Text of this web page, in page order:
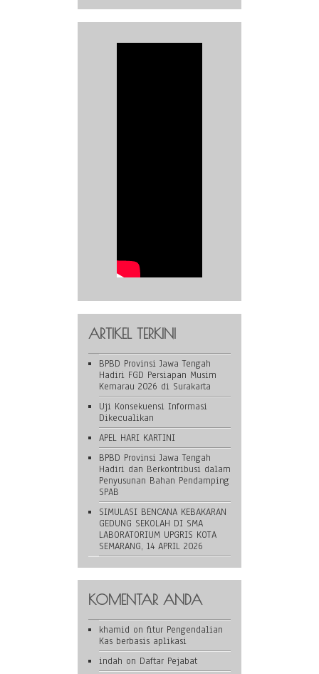
ARTIKEL TERKINI
BPBD Provinsi Jawa Tengah
Hadiri FGD Persiapan Musim
Kemarau 2026 di Surakarta
Uji Konsekuensi Informasi
Dikecualikan
APEL HARI KARTINI
BPBD Provinsi Jawa Tengah
Hadiri dan Berkontribusi dalam
Penyusunan Bahan Pendamping
SPAB
SIMULASI BENCANA KEBAKARAN
GEDUNG SEKOLAH DI SMA
LABORATORIUM UPGRIS KOTA
SEMARANG, 14 APRIL 2026
KOMENTAR ANDA
khamid on fitur Pengendalian
Kas berbasis aplikasi
indah on Daftar Pejabat